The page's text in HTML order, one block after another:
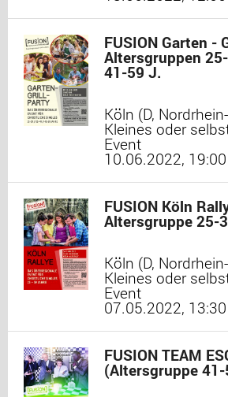
FUSION Garten -
Altersgruppen
41-59 J.
Köln (D,
Kleines oder
Event
10.06.2022,
FUSION Köln
Altersgruppe 25-
Köln (D,
Kleines oder
Event
07.05.2022,
FUSION TEAM
(Altersgruppe